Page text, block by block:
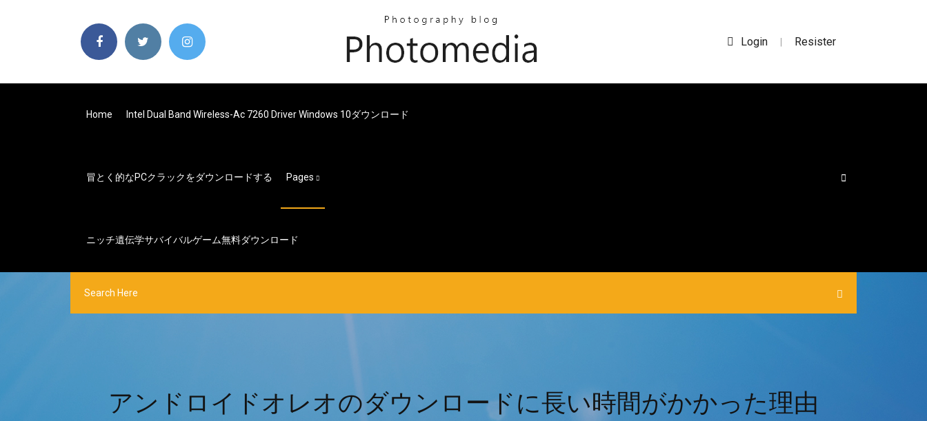
Login | Resister
Home Intel Dual Band Wireless-Ac 7260 Driver Windows 10ダウンロード
冒とく的なPCクラックをダウンロードする Pages
ニッチ遺伝学サバイバルゲーム無料ダウンロード
アンドロイドオレオのダウンロードに長い時間がかかった理由